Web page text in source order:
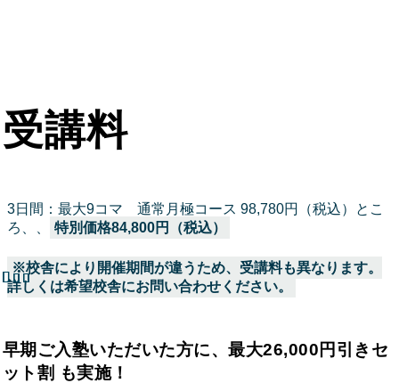
受講料
3日間：最大9コマ 通常月極コース 98,780円（税込）とこ
ろ、、
特別価格84,800円（税込）
※校舎により開催期間が違うため、受講料も異なります。
詳しくは希望校舎にお問い合わせください。
早期ご入塾いただいた方に、最大26,000円引きセ
ット割 も実施！